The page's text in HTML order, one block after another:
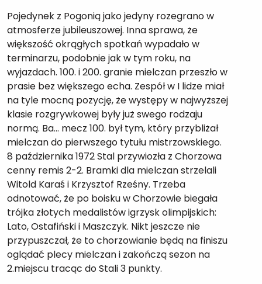
Pojedynek z Pogonią jako jedyny rozegrano w
atmosferze jubileuszowej. Inna sprawa, że
większość okrągłych spotkań wypadało w
terminarzu, podobnie jak w tym roku, na
wyjazdach. 100. i 200. granie mielczan przeszło w
prasie bez większego echa. Zespół w I lidze miał
na tyle mocną pozycję, że występy w najwyższej
klasie rozgrywkowej były już swego rodzaju
normą. Ba… mecz 100. był tym, który przybliżał
mielczan do pierwszego tytułu mistrzowskiego.
8 października 1972 Stal przywiozła z Chorzowa
cenny remis 2-2. Bramki dla mielczan strzelali
Witold Karaś i Krzysztof Rześny. Trzeba
odnotować, że po boisku w Chorzowie biegała
trójka złotych medalistów igrzysk olimpijskich:
Lato, Ostafiński i Maszczyk. Nikt jeszcze nie
przypuszczał, że to chorzowianie będą na finiszu
oglądać plecy mielczan i zakończą sezon na
2.miejscu tracąc do Stali 3 punkty.